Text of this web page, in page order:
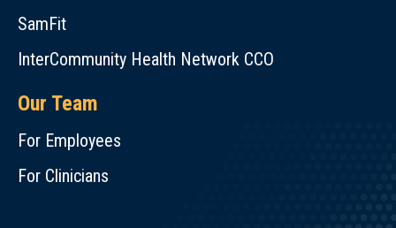
SamFit
InterCommunity Health Network CCO
Our Team
For Employees
For Clinicians